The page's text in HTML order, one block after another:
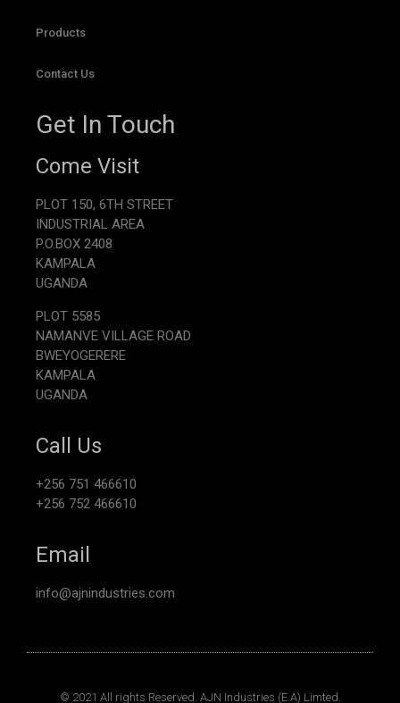
Products
Contact Us
Get In Touch
Come Visit
PLOT 150, 6TH STREET
INDUSTRIAL AREA
P.O.BOX 2408
KAMPALA
UGANDA
PLOT 5585
NAMANVE VILLAGE ROAD
BWEYOGERERE
KAMPALA
UGANDA
Call Us
+256 751 466610
+256 752 466610
Email
info@ajnindustries.com
© 2021 All rights Reserved. AJN Industries (E.A) Limted.